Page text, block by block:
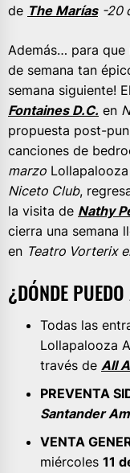
de The Marías -20
Además… para que
de semana tan
semana siguiente! El
Fontaines D.C. en
propuesta post-
canciones de
marzo
Niceto Club,
la visita de Nathy
cierra una semana
en Teatro Vorterix
¿DÓNDE
Todas las
Lollapalooza
través de All
PREVENTA
Santander
VENTA
miércoles 11